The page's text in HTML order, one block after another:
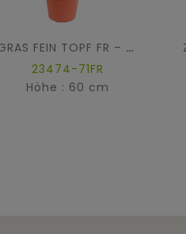
GRAS FEIN TOPF FR – Feuerbeständig
23474-71FR
Höhe : 60 cm